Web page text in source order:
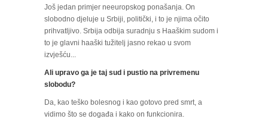
Još jedan primjer neeuropskog ponašanja. On
slobodno djeluje u Srbiji, politički, i to je njima očito
prihvatljivo. Srbija odbija suradnju s Haaškim sudom i
to je glavni haaški tužitelj jasno rekao u svom
izvješću...
Ali upravo ga je taj sud i pustio na privremenu
slobodu?
Da, kao teško bolesnog i kao gotovo pred smrt, a
vidimo što se događa i kako on funkcionira.